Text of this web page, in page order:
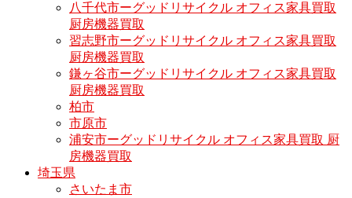
八千代市ーグッドリサイクル オフィス家具買取
厨房機器買取
習志野市ーグッドリサイクル オフィス家具買取
厨房機器買取
鎌ヶ谷市ーグッドリサイクル オフィス家具買取
厨房機器買取
柏市
市原市
浦安市ーグッドリサイクル オフィス家具買取 厨
房機器買取
埼玉県
さいたま市